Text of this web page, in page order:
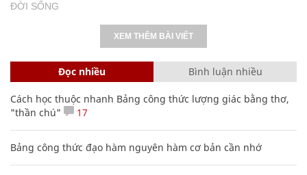
ĐỜI SỐNG
XEM THÊM BÀI VIẾT
Đọc nhiều Bình luận nhiều
Cách học thuộc nhanh Bảng công thức lượng giác bằng thơ,
"thần chú"
17
Bảng công thức đạo hàm nguyên hàm cơ bản cần nhớ